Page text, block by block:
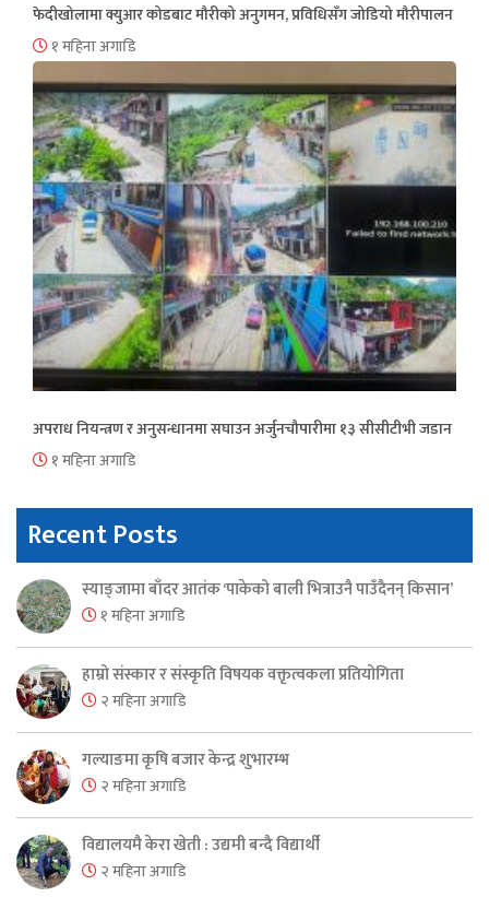
फेदीखोलामा क्युआर कोडबाट मौरीको अनुगमन, प्रविधिसँग जोडियो मौरीपालन
१ महिना अगाडि
अपराध नियन्त्रण र अनुसन्धानमा सघाउन अर्जुनचौपारीमा १३ सीसीटीभी जडान
१ महिना अगाडि
Recent Posts
स्याङ्जामा बाँदर आतंक ‘पाकेको बाली भित्राउनै पाउँदैनन् किसान’
१ महिना अगाडि
हाम्रो संस्कार र संस्कृति विषयक वक्तृत्वकला प्रतियोगिता
२ महिना अगाडि
गल्याङमा कृषि बजार केन्द्र शुभारम्भ
२ महिना अगाडि
विद्यालयमै केरा खेती : उद्यमी बन्दै विद्यार्थी
२ महिना अगाडि